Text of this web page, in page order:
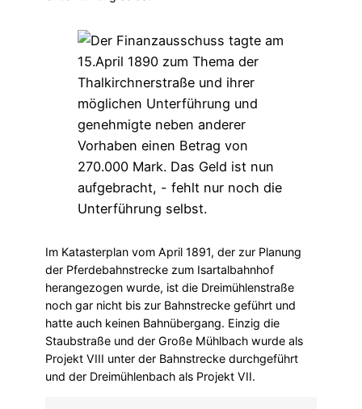
Im Katasterplan vom April 1891, der zur Planung
der Pferdebahnstrecke zum Isartalbahnhof
herangezogen wurde, ist die Dreimühlenstraße
noch gar nicht bis zur Bahnstrecke geführt und
hatte auch keinen Bahnübergang. Einzig die
Staubstraße und der Große Mühlbach wurde als
Projekt VIII unter der Bahnstrecke durchgeführt
und der Dreimühlenbach als Projekt VII.